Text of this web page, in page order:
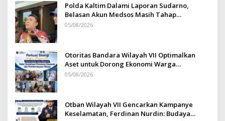
Polda Kaltim Dalami Laporan Sudarno,
Belasan Akun Medsos Masih Tahap
Penyelidikan
05/08/2026
Otoritas Bandara Wilayah VII Optimalkan
Aset untuk Dorong Ekonomi Warga
Sepinggan
05/08/2026
Otban Wilayah VII Gencarkan Kampanye
Keselamatan, Ferdinan Nurdin: Budaya